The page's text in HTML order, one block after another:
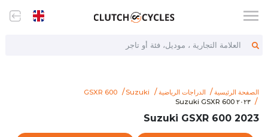
العلامة التجارية ، موديل، فئة أو تاجر
الصفحة الرئيسية الدراجات الرياضية Suzuki
GSXR 600
arhttps://www.clutchcycles.com/item/2023-suzuki-gsxr-600
٢٠٢٣ Suzuki GSXR 600
٢٠٢٣ Suzuki GSXR 600
2023 Suzuki GSXR 600